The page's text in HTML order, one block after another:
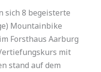
sich 8 begeisterte
Mountainbike
Forsthaus Aarburg
mit
stand auf dem